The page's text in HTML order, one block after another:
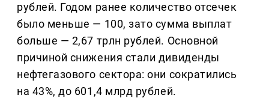
рублей. Годом ранее количество отсечек
было меньше — 100, зато сумма выплат
больше — 2,67 трлн рублей. Основной
причиной снижения стали дивиденды
нефтегазового сектора: они сократились
на 43%, до 601,4 млрд рублей.